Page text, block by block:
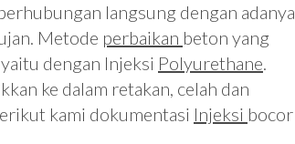
langsung dengan adanya
Metode perbaikan beton yang
dengan Injeksi Polyurethane.
ke dalam retakan, celah dan
kami dokumentasi Injeksi bocor